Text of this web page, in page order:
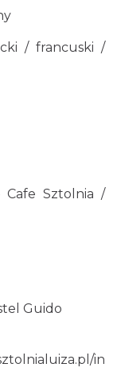
/ francuski /
Cafe Sztolnia /
Guido
in